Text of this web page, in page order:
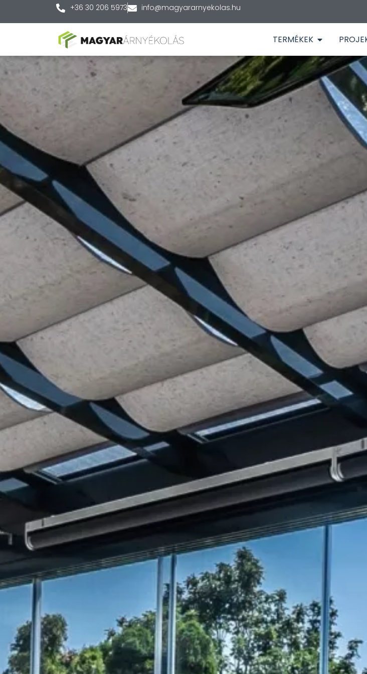
+36 30 206 5973 info@magyararnyekolas.hu
TERMÉKEK